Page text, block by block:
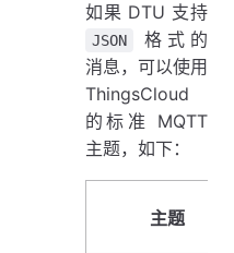
如果 DTU 支持
JSON
格式的
消息，可以使用
ThingsCloud
的标准 MQTT
主题，如下：
主题